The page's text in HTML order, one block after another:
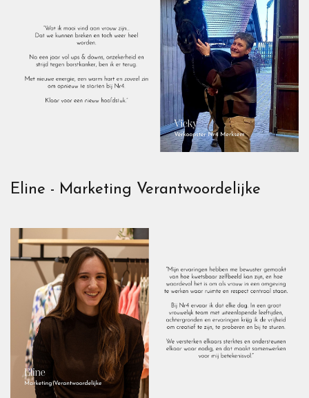
Eline - Marketing Verantwoordelijke